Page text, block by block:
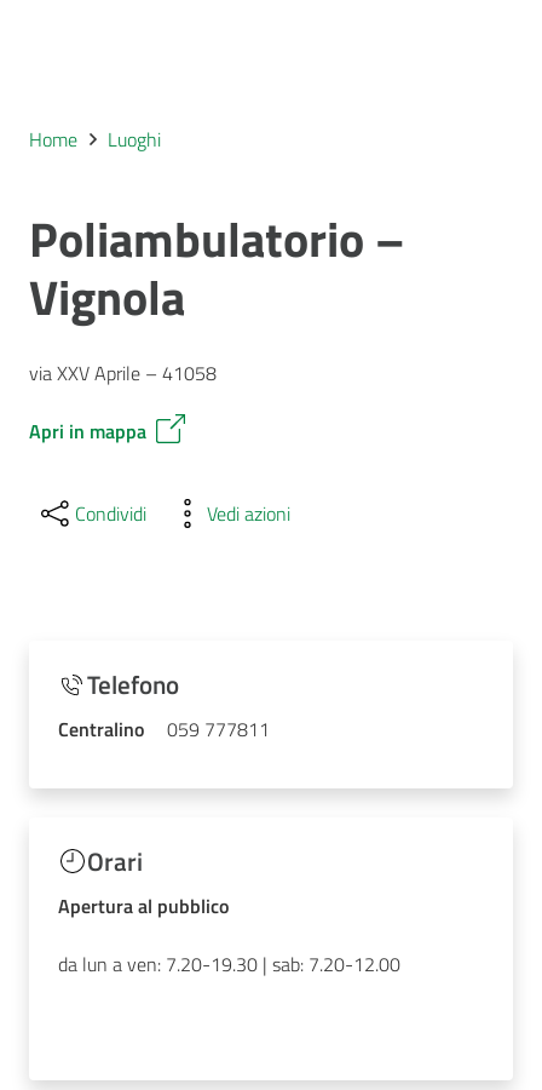
Home Luoghi
Poliambulatorio –
Vignola
via XXV Aprile – 41058
Apri in mappa
Condividi Vedi azioni
Telefono
Centralino 059 777811
Orari
Apertura al pubblico
da lun a ven: 7.20-19.30 | sab: 7.20-12.00